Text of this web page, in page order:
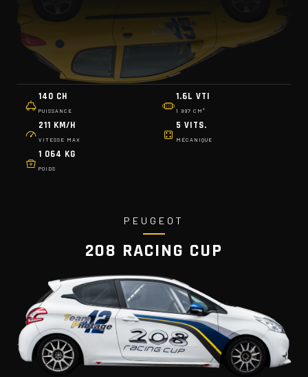
140 CH
PUISSANCE
1.6L VTI
1 997 CM³
211 KM/H
VITESSE MAX
5 VITS.
MÉCANIQUE
1 064 KG
POIDS
PEUGEOT
208 RACING CUP